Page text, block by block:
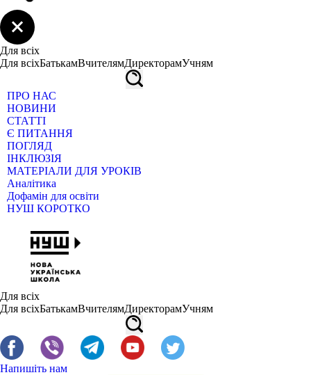
Для всіх
Для всіхБатькамВчителямДиректорамУчням
ПРО НАС
НОВИНИ
СТАТТІ
Є ПИТАННЯ
ПОГЛЯД
ІНКЛЮЗІЯ
МАТЕРІАЛИ ДЛЯ УРОКІВ
Аналітика
Дофамін для освіти
НУШ КОРОТКО
Для всіх
Для всіхБатькамВчителямДиректорамУчням
Напишіть нам